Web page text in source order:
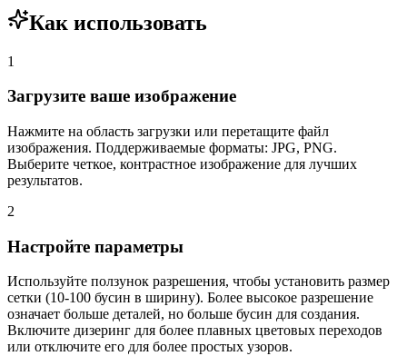
Как использовать
1
Загрузите ваше изображение
Нажмите на область загрузки или перетащите файл
изображения. Поддерживаемые форматы: JPG, PNG.
Выберите четкое, контрастное изображение для лучших
результатов.
2
Настройте параметры
Используйте ползунок разрешения, чтобы установить размер
сетки (10-100 бусин в ширину). Более высокое разрешение
означает больше деталей, но больше бусин для создания.
Включите дизеринг для более плавных цветовых переходов
или отключите его для более простых узоров.